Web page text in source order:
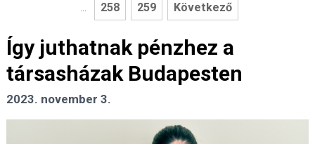
... 258 259 Következő
Így juthatnak pénzhez a
társasházak Budapesten
2023. november 3.